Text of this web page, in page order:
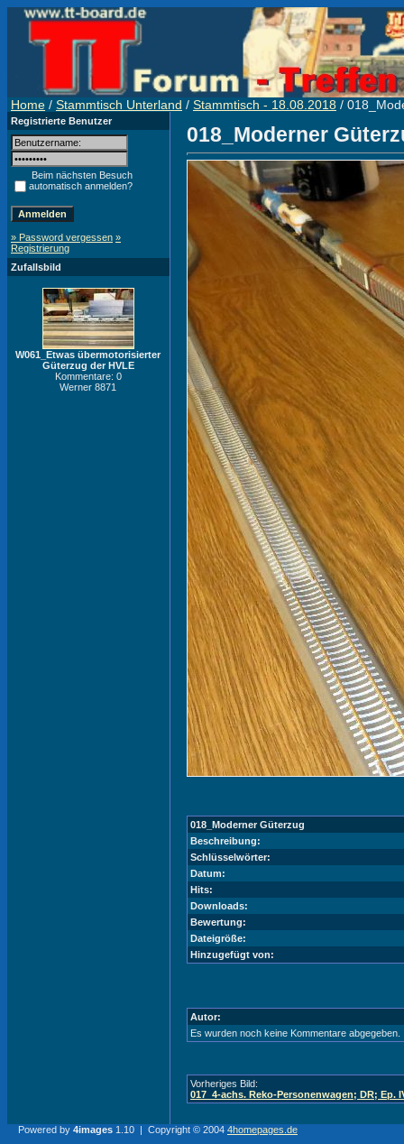
Home / Stammtisch Unterland / Stammtisch - 18.08.2018 /
Registrierte Benutzer
Beim nächsten Besuch
automatisch anmelden?
» Password vergessen »
Registrierung
Zufallsbild
W061_Etwas übermotorisierter
Güterzug der HVLE
Kommentare: 0
Werner 8871
018_Moderner
018_Moderner Güterzug
Beschreibung:
Schlüsselwörter:
Datum:
Hits:
Downloads:
Bewertung:
Dateigröße:
Hinzugefügt von:
Autor:
Es wurden noch keine Kommentare abgegeben.
Vorheriges Bild:
017_4-achs. Reko-Personenwagen; DR; Ep.
Powered by 4images 1.10 | Copyright © 2004 4homepages.de